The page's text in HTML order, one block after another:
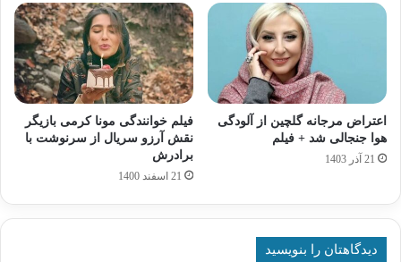
اعتراض مرجانه گلچین از آلودگی
هوا جنجالی شد + فیلم
21 آذر 1403
فیلم خوانندگی مونا کرمی بازیگر
نقش آرزو سریال از سرنوشت با
برادرش
21 اسفند 1400
دیدگاهتان را بنویسید